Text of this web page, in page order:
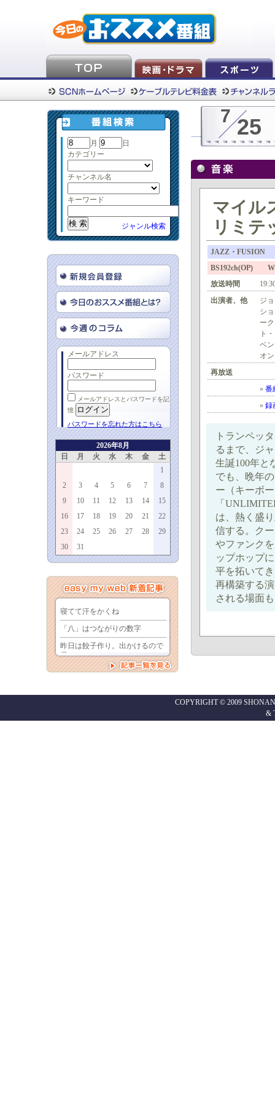
月
日
カテゴリー
チャンネル名
キーワード
ジャンル検索
メールアドレス
パスワード
メールアドレスとパスワードを記
憶
パスワードを忘れた方はこちら
2026年8月
日
月 火 水 木 金
土
1
2
3 4 5 6 7
8
9
10 11 12 13 14
15
16
17 18 19 20 21
22
23
24 25 26 27 28
29
30
31
7 25
マイル
リミテ
JAZZ・FUSION
BS192ch(OP)
放送時間
出演者、他
ジ
シ
ー
ト
ベ
オ
再放送
» 番
» 録
トランペッ
るまで、ジ
生誕100年と
でも、晩年
ー（キーボ
「
は、熱く盛
信する。ク
やファンク
ップホップ
平を拓いて
再構築する
される場面
COPYRIGHT © 2009
&